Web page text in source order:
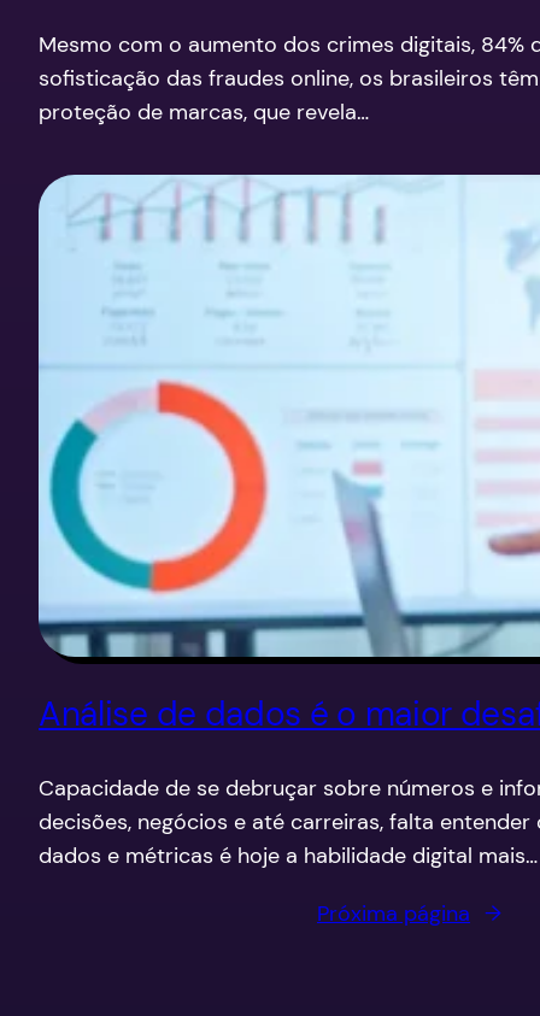
Mesmo com o aumento dos crimes digitais,
sofisticação das fraudes online, os brasileiros
proteção de marcas, que revela…
Análise de dados é o maior
Capacidade de se debruçar sobre números e
decisões, negócios e até carreiras, falta
dados e métricas é hoje a habilidade digital mais…
Próxima página →